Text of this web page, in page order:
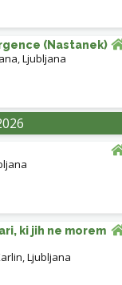
(Nastanek)
,Ljubljana
ki jih ne morem
,Ljubljana